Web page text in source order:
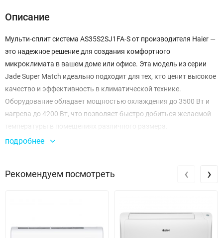
Описание
Мульти-сплит система AS35S2SJ1FA-S от производителя Haier —
это надежное решение для создания комфортного
микроклимата в вашем доме или офисе. Эта модель из серии
Jade Super Match идеально подходит для тех, кто ценит высокое
качество и эффективность в климатической технике.
Оборудование обладает мощностью охлаждения до 3500 Вт и
нагрева до 4200 Вт, что позволяет быстро добиться желаемой
температуры в помещениях различного размера.
распределение температуры. Мульти-сплит система работает в
использования в любое время года. Энергоэффективность
устройства подтверждается электрическим питанием 1/230/50,
подробнее
Рекомендуем посмотреть ‹ ›